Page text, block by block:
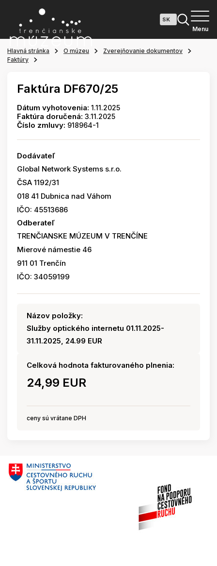
Menu
Hlavná stránka O múzeu
Zverejňovanie dokumentov
Faktúry
Faktúra DF670/25
Dátum vyhotovenia: 1.11.2025
Faktúra doručená: 3.11.2025
Číslo zmluvy: 918964-1
Dodávateľ
Global Network Systems s.r.o.
ČSA 1192/31
018 41 Dubnica nad Váhom
IČO: 45513686
Odberateľ
TRENČIANSKE MÚZEUM V TRENČÍNE
Mierové námestie 46
911 01 Trenčín
IČO: 34059199
Názov položky:
Služby optického internetu 01.11.2025-
31.11.2025, 24.99 EUR
Celková hodnota fakturovaného plnenia:
24,99 EUR
ceny sú vrátane DPH